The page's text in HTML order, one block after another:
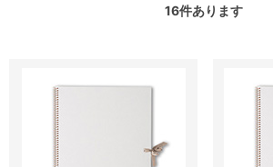
16件あります